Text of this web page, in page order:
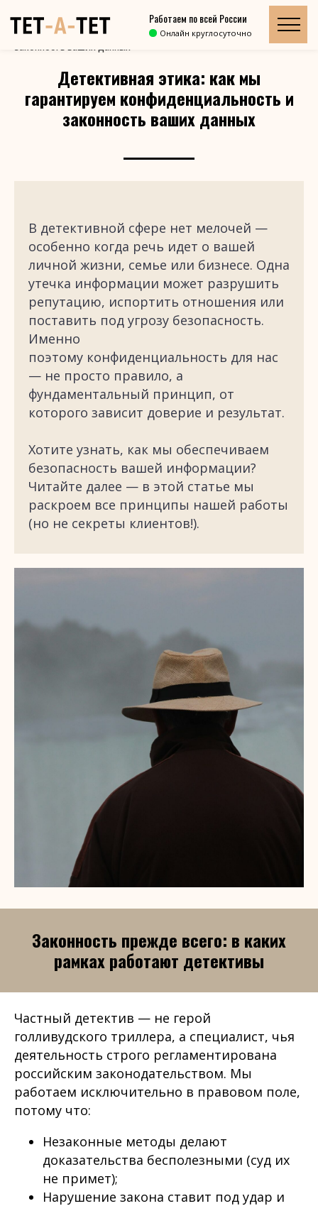
Работаем по всей России
Онлайн круглосуточно
Главная Блог »
Детективная этика: как мы гарантируем конфиденциальность и
законность ваших данных
Детективная этика: как мы
гарантируем конфиденциальность и
законность ваших данных
В детективной сфере нет мелочей —
особенно когда речь идет о вашей
личной жизни, семье или бизнесе. Одна
утечка информации может разрушить
репутацию, испортить отношения или
поставить под угрозу безопасность.
Именно
поэтому конфиденциальность для нас
— не просто правило, а
фундаментальный принцип, от
которого зависит доверие и результат.
Хотите узнать, как мы обеспечиваем
безопасность вашей информации?
Читайте далее — в этой статье мы
раскроем все принципы нашей работы
(но не секреты клиентов!).
Законность прежде всего: в каких
рамках работают детективы
Частный детектив — не герой
голливудского триллера, а специалист, чья
деятельность строго регламентирована
российским законодательством. Мы
работаем исключительно в правовом поле,
потому что:
Незаконные методы делают
доказательства бесполезными (суд их
не примет);
Нарушение закона ставит под удар и